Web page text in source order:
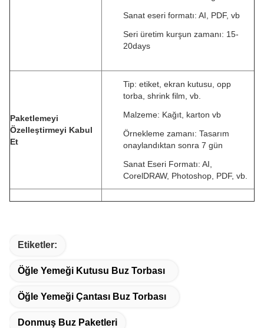
Sanat eseri formatı: AI, PDF, vb
Seri üretim kurşun zamanı: 15-
20days
Paketlemeyi
Özelleştirmeyi Kabul
Et
Tip: etiket, ekran kutusu, opp
torba, shrink film, vb.
Malzeme: Kağıt, karton vb
Örnekleme zamanı: Tasarım
onaylandıktan sonra 7 gün
Sanat Eseri Formatı: AI,
CorelDRAW, Photoshop, PDF, vb.
Etiketler:
Öğle Yemeği Kutusu Buz Torbası
Öğle Yemeği Çantası Buz Torbası
Donmuş Buz Paketleri